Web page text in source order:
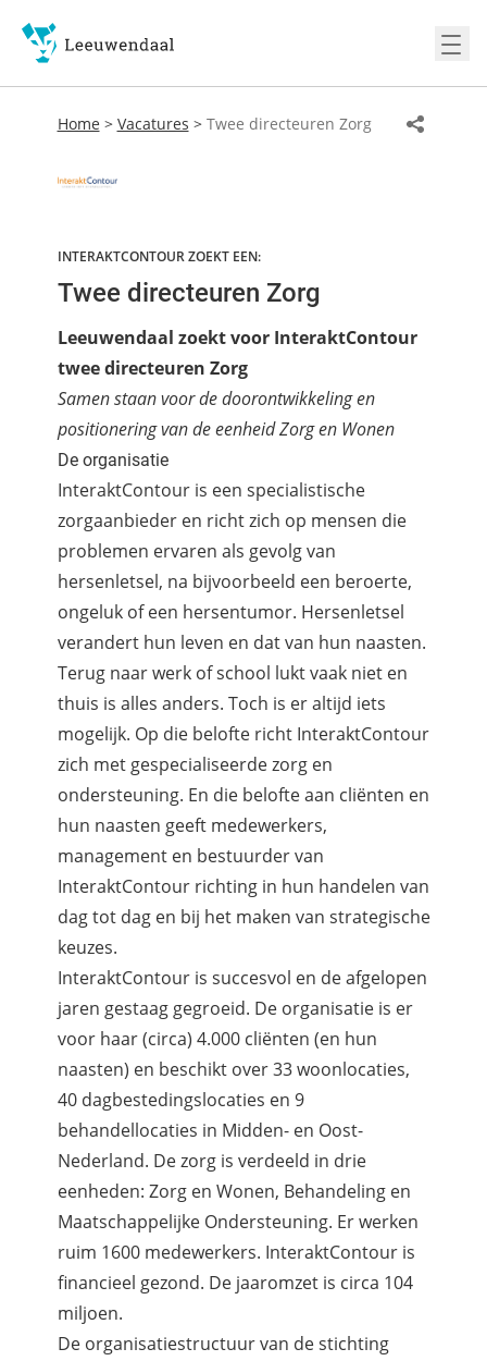
Home > Vacatures > Twee directeuren Zorg
INTERAKTCONTOUR ZOEKT EEN:
Twee directeuren Zorg
Leeuwendaal zoekt voor InteraktContour
twee directeuren Zorg
Samen staan voor de doorontwikkeling en
positionering van de eenheid Zorg en Wonen
De organisatie
InteraktContour is een specialistische
zorgaanbieder en richt zich op mensen die
problemen ervaren als gevolg van
hersenletsel, na bijvoorbeeld een beroerte,
ongeluk of een hersentumor. Hersenletsel
verandert hun leven en dat van hun naasten.
Terug naar werk of school lukt vaak niet en
thuis is alles anders. Toch is er altijd iets
mogelijk. Op die belofte richt InteraktContour
zich met gespecialiseerde zorg en
ondersteuning. En die belofte aan cliënten en
hun naasten geeft medewerkers,
management en bestuurder van
InteraktContour richting in hun handelen van
dag tot dag en bij het maken van strategische
keuzes.
InteraktContour is succesvol en de afgelopen
jaren gestaag gegroeid. De organisatie is er
voor haar (circa) 4.000 cliënten (en hun
naasten) en beschikt over 33 woonlocaties,
40 dagbestedingslocaties en 9
behandellocaties in Midden- en Oost-
Nederland. De zorg is verdeeld in drie
eenheden: Zorg en Wonen, Behandeling en
Maatschappelijke Ondersteuning. Er werken
ruim 1600 medewerkers. InteraktContour is
financieel gezond. De jaaromzet is circa 104
miljoen.
De organisatiestructuur van de stichting